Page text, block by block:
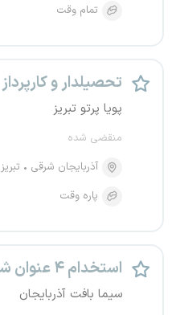
تمام وقت
تحصیلدار و کارپرداز
پویا پرتو تبریز
منقضی شده
آذربایجان شرقی
تبریز
پاره وقت
استخدام ۴ عنوان شغلی
سیما بافت آذربایجان